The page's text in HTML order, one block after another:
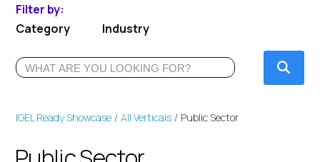
Filter by:
Category
Industry
IGEL Ready Showcase All Verticals Public Sector